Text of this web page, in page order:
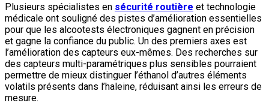
Plusieurs spécialistes en sécurité routière et technologie
médicale ont souligné des pistes d’amélioration essentielles
pour que les alcootests électroniques gagnent en précision
et gagne la confiance du public. Un des premiers axes est
l’amélioration des capteurs eux-mêmes. Des recherches sur
des capteurs multi-paramétriques plus sensibles pourraient
permettre de mieux distinguer l’éthanol d’autres éléments
volatils présents dans l’haleine, réduisant ainsi les erreurs de
mesure.